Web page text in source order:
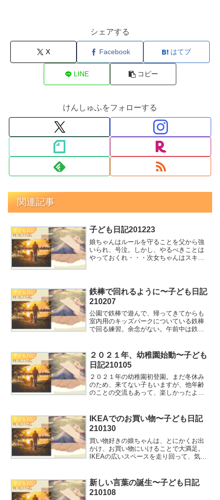
シェアする
X Facebook はてブ
LINE コピー
けんしゅふをフォローする
関連記事
子ども日記 子ども日記201223
娘ちゃんはルールを守ることを父から強
いられ、号泣。しかし、やるべきことは
やっておくれ・・・次女ちゃんはスキ
子ども日記
鉄棒で回れるように〜子ども日記
210207
公園で鉄棒で遊んで、帰ってきてからも
室内用のキッズパークについている鉄棒
で回る練習。余念がない。午前中は鉄棒
もってすげえ。
子ども日記
２０２１年、幼稚園始動〜子ども
日記210105
２０２１年の幼稚園初登園。まだ冬休み
のため、来てない子もいますが、他年齢
のことの交流もあって、楽しかったよ
で生活するのでした。
子ども日記
IKEAでのお買い物〜子ども日記
210130
買い物好きの娘ちゃんは、とにかくお出
かけ、お買い物にいけることで大満足。
IKEAの広いスペースを走り回って、気が
子ども日記
新しい言葉の誕生〜子ども日記
210108